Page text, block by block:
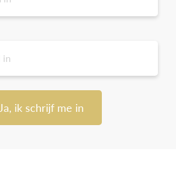
Ja, ik schrijf me in